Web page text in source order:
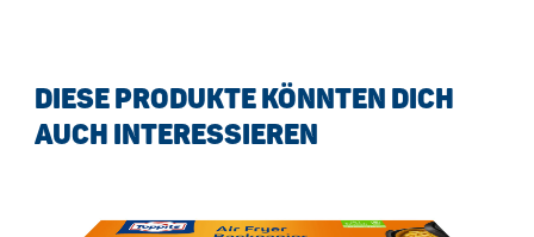
DIESE PRODUKTE KÖNNTEN DICH
AUCH INTERESSIEREN